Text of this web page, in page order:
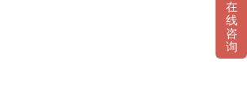
在
线
咨
询